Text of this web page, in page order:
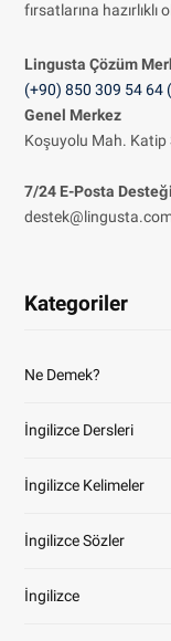
fırsatlarına hazırlıklı
Lingusta Çözüm
(+90) 850 309 54 64
Genel Merkez
Koşuyolu Mah. Katip
7/24 E-Posta Desteği
Kategoriler
Ne Demek?
İngilizce Dersleri
İngilizce Kelimeler
İngilizce Sözler
İngilizce